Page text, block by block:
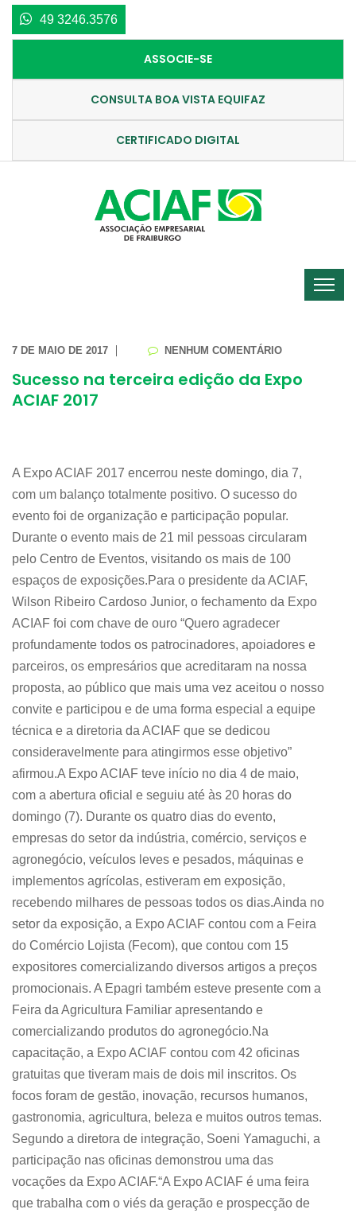
49 3246.3576
ASSOCIE-SE
CONSULTA BOA VISTA EQUIFAZ
CERTIFICADO DIGITAL
7 DE MAIO DE 2017 NENHUM COMENTÁRIO
Sucesso na terceira edição da Expo
ACIAF 2017
A Expo ACIAF 2017 encerrou neste domingo, dia 7,
com um balanço totalmente positivo. O sucesso do
evento foi de organização e participação popular.
Durante o evento mais de 21 mil pessoas circularam
pelo Centro de Eventos, visitando os mais de 100
espaços de exposições.Para o presidente da ACIAF,
Wilson Ribeiro Cardoso Junior, o fechamento da Expo
ACIAF foi com chave de ouro “Quero agradecer
profundamente todos os patrocinadores, apoiadores e
parceiros, os empresários que acreditaram na nossa
proposta, ao público que mais uma vez aceitou o nosso
convite e participou e de uma forma especial a equipe
técnica e a diretoria da ACIAF que se dedicou
consideravelmente para atingirmos esse objetivo”
afirmou.A Expo ACIAF teve início no dia 4 de maio,
com a abertura oficial e seguiu até às 20 horas do
domingo (7). Durante os quatro dias do evento,
empresas do setor da indústria, comércio, serviços e
agronegócio, veículos leves e pesados, máquinas e
implementos agrícolas, estiveram em exposição,
recebendo milhares de pessoas todos os dias.Ainda no
setor da exposição, a Expo ACIAF contou com a Feira
do Comércio Lojista (Fecom), que contou com 15
expositores comercializando diversos artigos a preços
promocionais. A Epagri também esteve presente com a
Feira da Agricultura Familiar apresentando e
comercializando produtos do agronegócio.Na
capacitação, a Expo ACIAF contou com 42 oficinas
gratuitas que tiveram mais de dois mil inscritos. Os
focos foram de gestão, inovação, recursos humanos,
gastronomia, agricultura, beleza e muitos outros temas.
Segundo a diretora de integração, Soeni Yamaguchi, a
participação nas oficinas demonstrou uma das
vocações da Expo ACIAF.“A Expo ACIAF é uma feira
que trabalha com o viés da geração e prospecção de